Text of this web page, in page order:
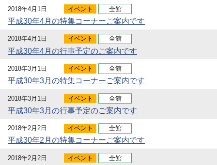
2018年4月1日 イベント 全館
平成30年4月の特集コーナーご案内です
2018年4月1日 イベント 全館
平成30年4月の行事予定のご案内です
2018年3月1日 イベント 全館
平成30年3月の特集コーナーご案内です
2018年3月1日 イベント 全館
平成30年3月の行事予定のご案内です
2018年2月2日 イベント 全館
平成30年2月の特集コーナーご案内です
2018年2月2日 イベント 全館